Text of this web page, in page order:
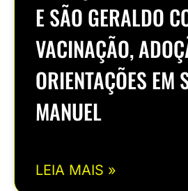
E SÃO GERALDO
VACINAÇÃO,
ORIENTAÇÕES EM
MANUEL
LEIA MAIS »